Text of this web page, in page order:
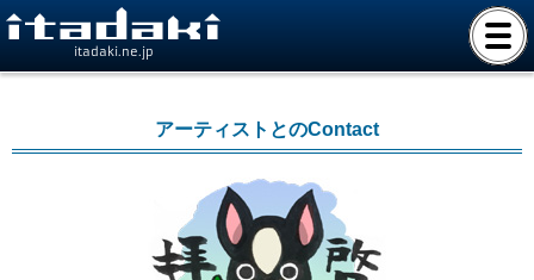
itadaki.ne.jp
アーティストとのContact